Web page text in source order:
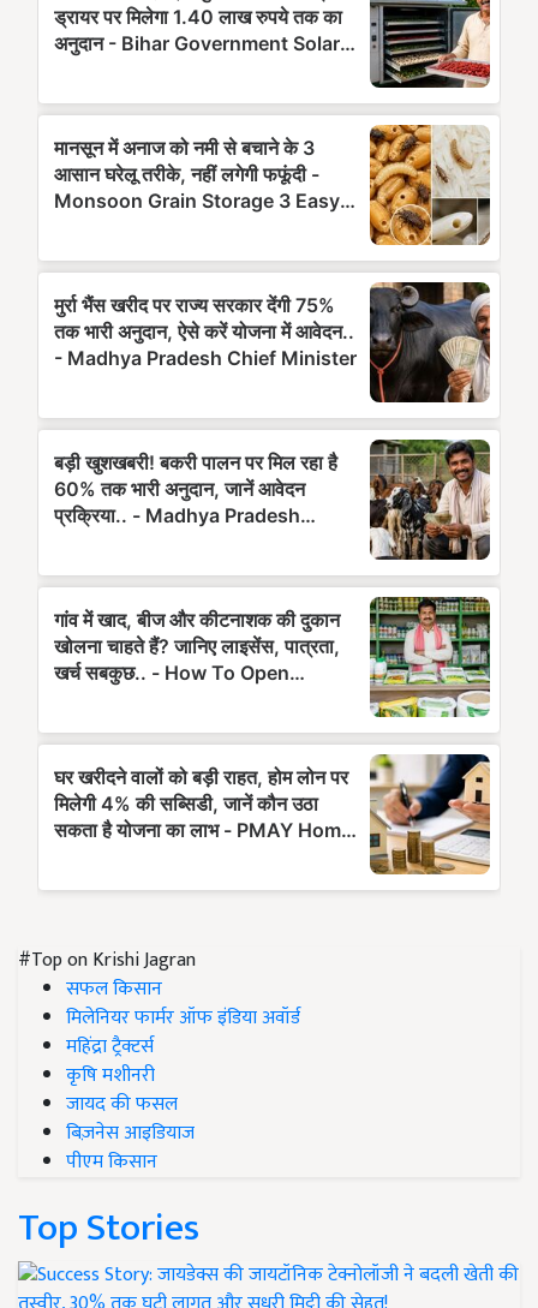
#Top on Krishi Jagran
सफल किसान
मिलेनियर फार्मर ऑफ इंडिया अवॉर्ड
महिंद्रा ट्रैक्टर्स
कृषि मशीनरी
जायद की फसल
बिज़नेस आइडियाज
पीएम किसान
Top Stories